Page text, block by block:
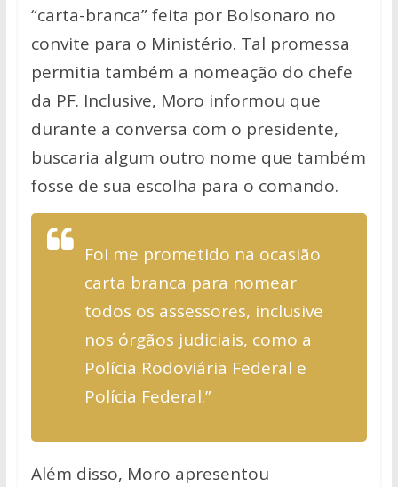
“carta-branca” feita por Bolsonaro no
convite para o Ministério. Tal promessa
permitia também a nomeação do chefe
da PF. Inclusive, Moro informou que
durante a conversa com o presidente,
buscaria algum outro nome que também
fosse de sua escolha para o comando.
Foi me prometido na ocasião
carta branca para nomear
todos os assessores, inclusive
nos órgãos judiciais, como a
Polícia Rodoviária Federal e
Polícia Federal.”
Além disso, Moro apresentou